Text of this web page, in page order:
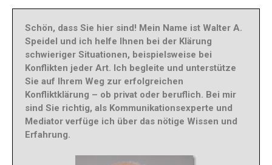
Schön, dass Sie hier sind! Mein Name ist Walter A.
Speidel und ich helfe Ihnen bei der Klärung
schwieriger Situationen, beispielsweise bei
Konflikten jeder Art. Ich begleite und unterstütze
Sie auf Ihrem Weg zur erfolgreichen
Konfliktklärung – ob privat oder beruflich. Bei mir
sind Sie richtig, als Kommunikationsexperte und
Mediator verfüge ich über das nötige Wissen und
Erfahrung.